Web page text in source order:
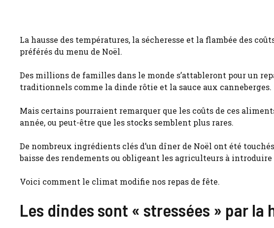
La hausse des températures, la sécheresse et la flambée des
préférés du menu de Noël.
Des millions de familles dans le monde s’attableront pour un
traditionnels comme la dinde rôtie et la sauce aux canneberges.
Mais certains pourraient remarquer que les coûts de ces
année, ou peut-être que les stocks semblent plus rares.
De nombreux ingrédients clés d’un dîner de Noël ont été
baisse des rendements ou obligeant les agriculteurs à introduire
Voici comment le climat modifie nos repas de fête.
Les dindes sont « stressées » par